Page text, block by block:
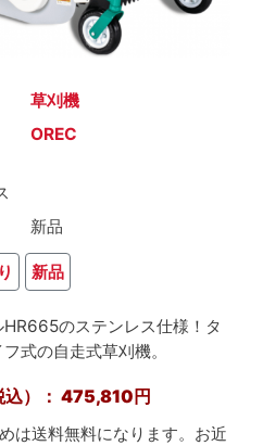
草刈機
OREC
新品
新品
のステンレス仕様！タ
式の自走式草刈機。
込）： 475,810円
は送料無料になります。お近